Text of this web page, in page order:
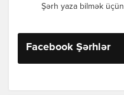
Şərh yaza bilmək üçün
Facebook Şərhlər